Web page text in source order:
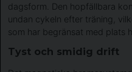
dagsform. Den hopfällbara
undan cykeln efter träning,
som har begränsat med plats
Tyst och smidig drift